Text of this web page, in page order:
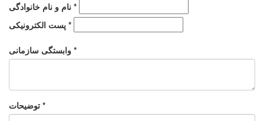
نام و نام خانوادگی *
پست الکترونیکی *
وابستگی سازمانی *
توضیحات *